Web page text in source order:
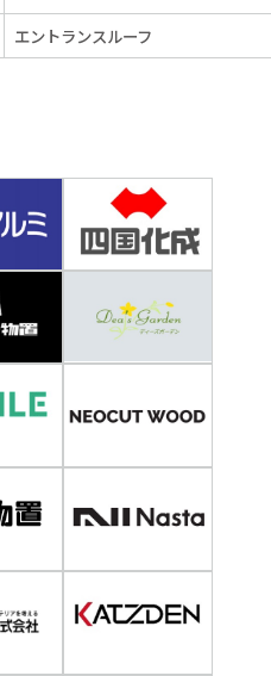
エントランスルーフ